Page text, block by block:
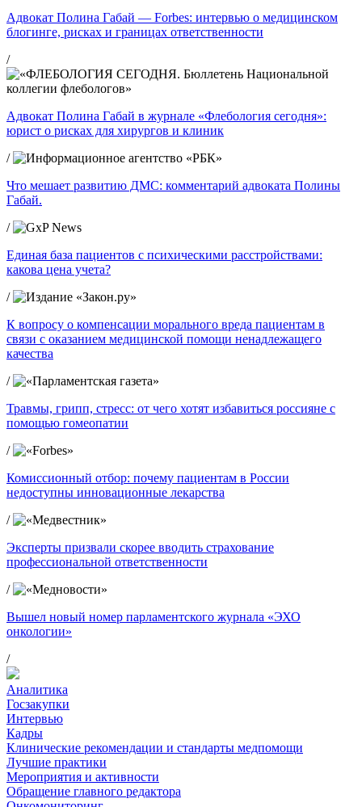
Адвокат Полина Габай — Forbes: интервью о медицинском
блогинге, рисках и границах ответственности
/
Адвокат Полина Габай в журнале «Флебология сегодня»:
юрист о рисках для хирургов и клиник
/
Что мешает развитию ДМС: комментарий адвоката Полины
Габай.
/
Единая база пациентов с психическими расстройствами:
какова цена учета?
/
К вопросу о компенсации морального вреда пациентам в
связи с оказанием медицинской помощи ненадлежащего
качества
/
Травмы, грипп, стресс: от чего хотят избавиться россияне с
помощью гомеопатии
/
Комиссионный отбор: почему пациентам в России
недоступны инновационные лекарства
/
Эксперты призвали скорее вводить страхование
профессиональной ответственности
/
Вышел новый номер парламентского журнала «ЭХО
онкологии»
/
Аналитика
Госзакупки
Интервью
Кадры
Клинические рекомендации и стандарты медпомощи
Лучшие практики
Мероприятия и активности
Обращение главного редактора